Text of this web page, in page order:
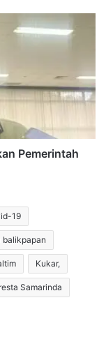
Pemerintah
19
balikpapan
Kukar,
Samarinda